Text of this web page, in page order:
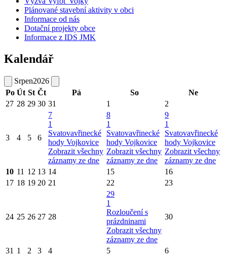
Plánované stavební aktivity v obci
Informace od nás
Dotační projekty obce
Informace z IDS JMK
Kalendář
Srpen2026
Po Út St Čt Pá So
Ne
27 28 29 30 31 1 2
3 4 5 6
7
1
Svatovavřinecké
hody Vojkovice
Zobrazit všechny
záznamy ze dne
8
1
Svatovavřinecké
hody Vojkovice
Zobrazit všechny
záznamy ze dne
9
1
Svatovavřinecké
hody Vojkovice
Zobrazit všechny
záznamy ze dne
10 11 12 13 14 15
16
17 18 19 20 21 22 23
24 25 26 27 28
29
1
Rozloučení s
prázdninami
Zobrazit všechny
záznamy ze dne
30
31 1 2 3 4 5 6